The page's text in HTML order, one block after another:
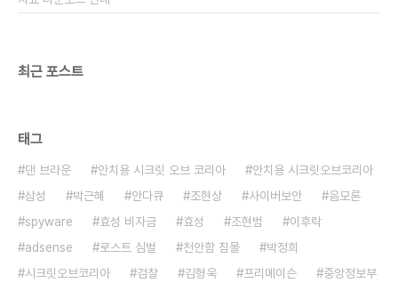
최근 포스트
태그
댄 브라운 안치용 시크릿 오브 코리아
안치용 시크릿오브코리아
삼성
박근혜 안다큐 조현상 사이버보안
음모론
spyware
효성 비자금 효성 조현범
이후락
adsense
로스트 심벌 천안함 침몰
박정희
시크릿오브코리아
검찰 김형욱 프리메이슨
중앙정보부